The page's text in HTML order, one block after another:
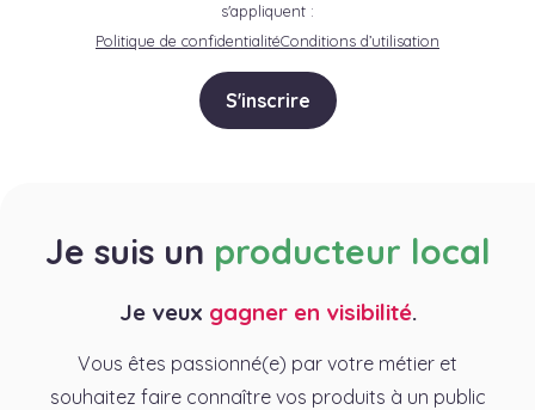
s'appliquent :
Politique de confidentialitéConditions d’utilisation
S'inscrire
Je suis un producteur local
Je veux gagner en visibilité.
Vous êtes passionné(e) par votre métier et
souhaitez faire connaître vos produits à un public